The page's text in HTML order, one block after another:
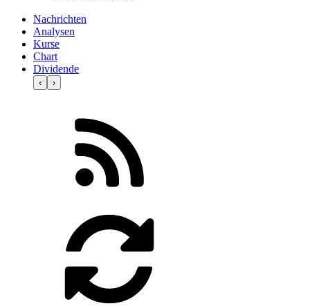
Nachrichten
Analysen
Kurse
Chart
Dividende
‹ ›